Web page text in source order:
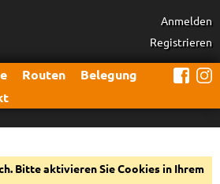
Anmelden
Registrieren
Routen
Belegung
Bitte aktivieren Sie Cookies in Ihrem